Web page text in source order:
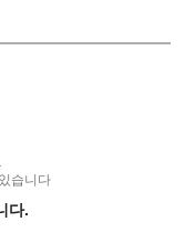
습니다
다.